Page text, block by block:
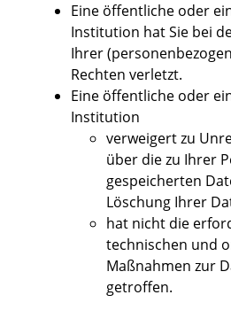
Eine öffentliche oder
Institution hat Sie bei
Ihrer
Rechten verletzt.
Eine öffentliche oder
Institution
verweigert zu
über die zu Ihrer
gespeicherten
Löschung Ihrer
hat nicht die
technischen und
Maßnahmen zur
getroffen.